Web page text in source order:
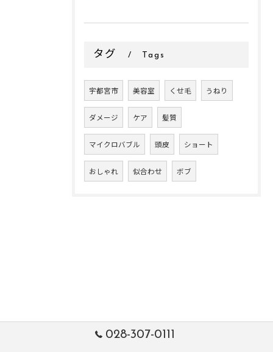
タグ Tags
宇都宮市 美容室 くせ毛 うねり
ダメージ ケア 髪質
マイクロバブル 頭皮 ショート
おしゃれ 似合わせ ボブ
028-307-0111